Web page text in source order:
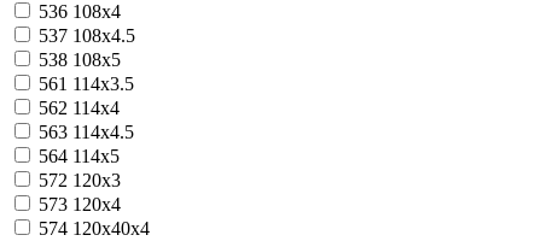
536 108х4
537 108х4.5
538 108х5
561 114х3.5
562 114х4
563 114х4.5
564 114х5
572 120x3
573 120x4
574 120x40x4